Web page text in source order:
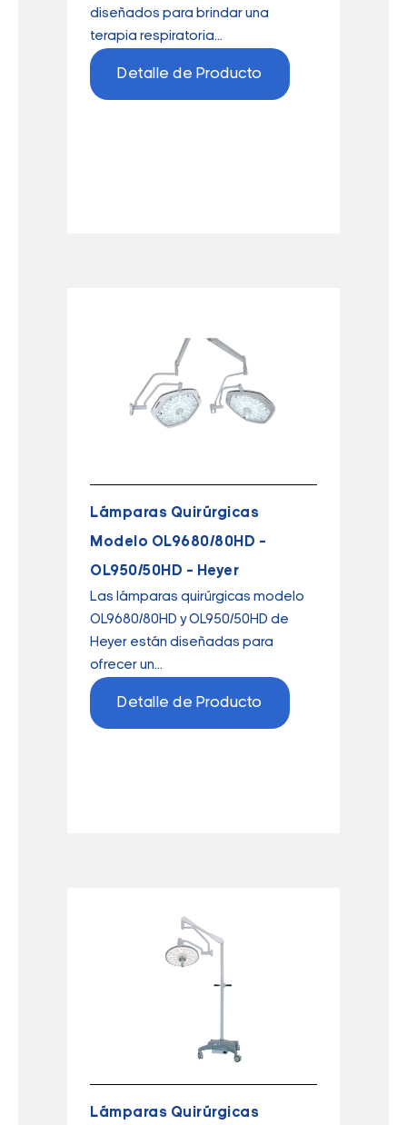
diseñados para brindar una
terapia respiratoria...
Detalle de Producto
Lámparas Quirúrgicas
Modelo OL9680/80HD –
OL950/50HD – Heyer
Las lámparas quirúrgicas modelo
OL9680/80HD y OL950/50HD de
Heyer están diseñadas para
ofrecer un...
Detalle de Producto
Lámparas Quirúrgicas